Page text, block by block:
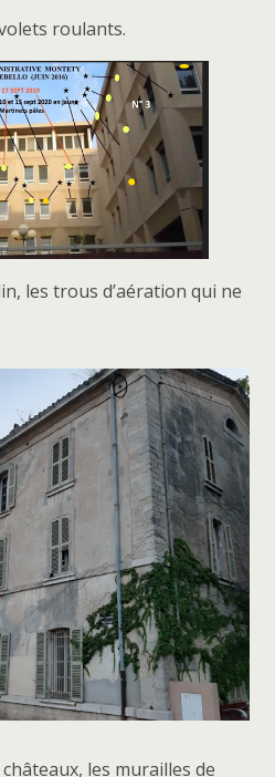
roulants.
les trous d’aération qui ne
les murailles de